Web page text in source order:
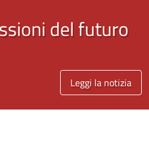
del futuro
Leggi la notizia